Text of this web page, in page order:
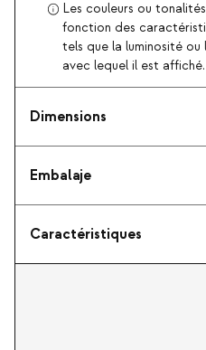
Les couleurs ou
fonction des
tels que la luminosité
avec lequel il est affiché.
Dimensions
Embalaje
Caractéristiques